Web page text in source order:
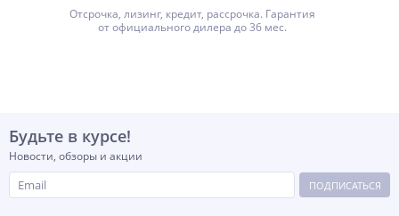
Отсрочка, лизинг, кредит, рассрочка. Гарантия
от официального дилера до 36 мес.
Будьте в курсе!
Новости, обзоры и акции
ПОДПИСАТЬСЯ